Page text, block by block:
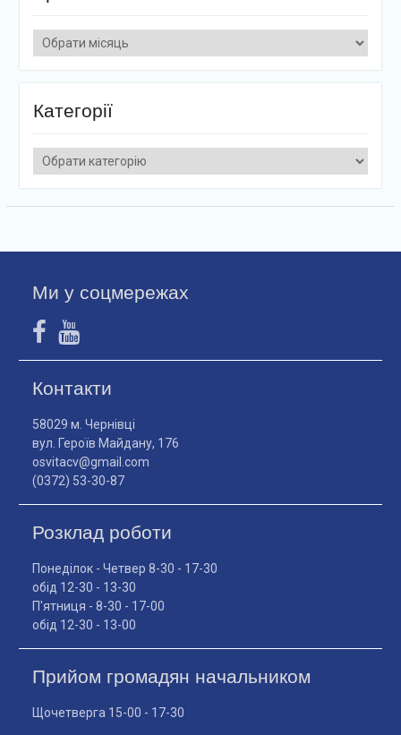
Архіви
Категорії
Категорії
Ми у соцмережах
Контакти
58029 м. Чернівці
вул. Героїв Майдану, 176
osvitacv@gmail.com
(0372) 53-30-87
Розклад роботи
Понеділок - Четвер 8-30 - 17-30
обід 12-30 - 13-30
П'ятниця - 8-30 - 17-00
обід 12-30 - 13-00
Прийом громадян начальником
Щочетверга 15-00 - 17-30